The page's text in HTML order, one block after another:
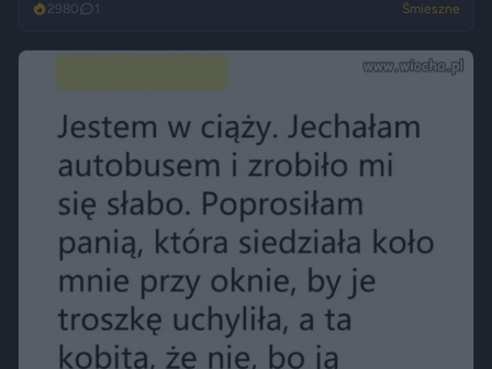
2980 1 Śmieszne